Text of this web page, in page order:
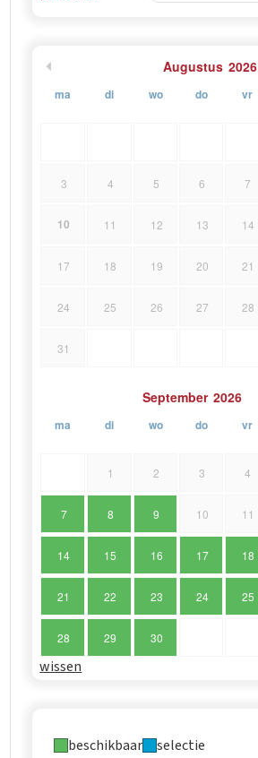
Augustus 2026
ma di wo do vr
3 4 5 6 7
10 11 12 13 14
17 18 19 20 21
24 25 26 27 28
31
September 2026
ma di wo do vr
1 2 3 4
7 8 9 10 11
14 15 16 17 18
21 22 23 24 25
28 29 30
wissen
beschikbaar selectie